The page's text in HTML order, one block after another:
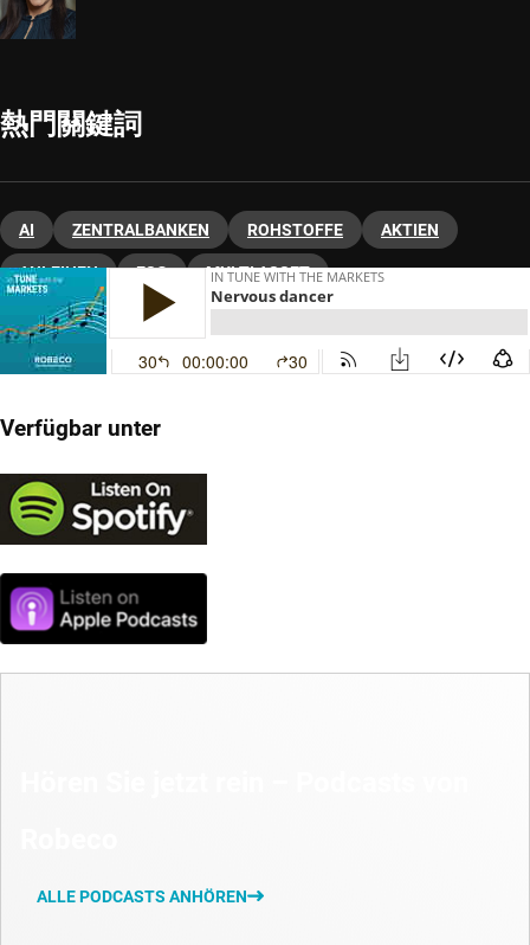
熱門關鍵詞
AI ZENTRALBANKEN ROHSTOFFE AKTIEN
ANLEIHEN ESG MULTI ASSET
VERMÖGENSALLOKATION
Verfügbar unter
ALLE PODCASTS ANHÖREN